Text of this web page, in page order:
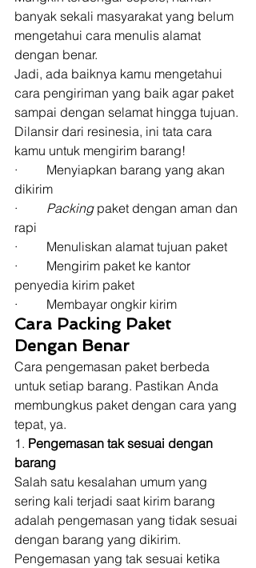
banyak sekali masyarakat yang belum
mengetahui cara menulis alamat
dengan benar.
Jadi, ada baiknya kamu mengetahui
cara pengiriman yang baik agar paket
sampai dengan selamat hingga tujuan.
Dilansir dari resinesia, ini tata cara
kamu untuk mengirim barang!
·         Menyiapkan barang yang akan
dikirim
· Packing paket dengan aman dan
rapi
·         Menuliskan alamat tujuan paket
·         Mengirim paket ke kantor
penyedia kirim paket
·         Membayar ongkir kirim
Cara Packing Paket
Dengan Benar
Cara pengemasan paket berbeda
untuk setiap barang. Pastikan Anda
membungkus paket dengan cara yang
tepat, ya.
1. Pengemasan tak sesuai dengan
barang
Salah satu kesalahan umum yang
sering kali terjadi saat kirim barang
adalah pengemasan yang tidak sesuai
dengan barang yang dikirim.
Pengemasan yang tak sesuai ketika